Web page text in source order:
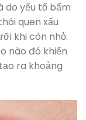
do yếu tố bẩm
quen xấu
khi còn nhỏ.
nào đó khiến
ra khoảng